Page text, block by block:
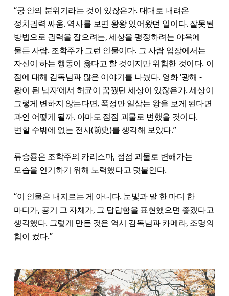
“궁 안의 분위기라는 것이 있잖은가. 대대로 내려온
정치권력 싸움. 역사를 보면 왕왕 있어왔던 일이다. 잘못된
방법으로 권력을 잡으려는, 세상을 평정하려는 야욕에
물든 사람. 조학주가 그런 인물이다. 그 사람 입장에서는
자신이 하는 행동이 옳다고 할 것이지만 위험한 것이다. 이
점에 대해 감독님과 많은 이야기를 나눴다. 영화 ‘광해 -
왕이 된 남자’에서 허균이 꿈꿨던 세상이 있잖은가. 세상이
그렇게 변하지 않는다면, 폭정만 일삼는 왕을 보게 된다면
과연 어떻게 될까. 아마도 점점 괴물로 변했을 것이다.
변할 수밖에 없는 전사(前史)를 생각해 보았다.”
류승룡은 조학주의 카리스마, 점점 괴물로 변해가는
모습을 연기하기 위해 노력했다고 덧붙인다.
“이 인물은 내지르는 게 아니다. 눈빛과 말 한 마디 한
마디가, 공기 그 자체가, 그 답답함을 표현했으면 좋겠다고
생각했다. 그렇게 만든 것은 역시 감독님과 카메라, 조명의
힘이 컸다.”